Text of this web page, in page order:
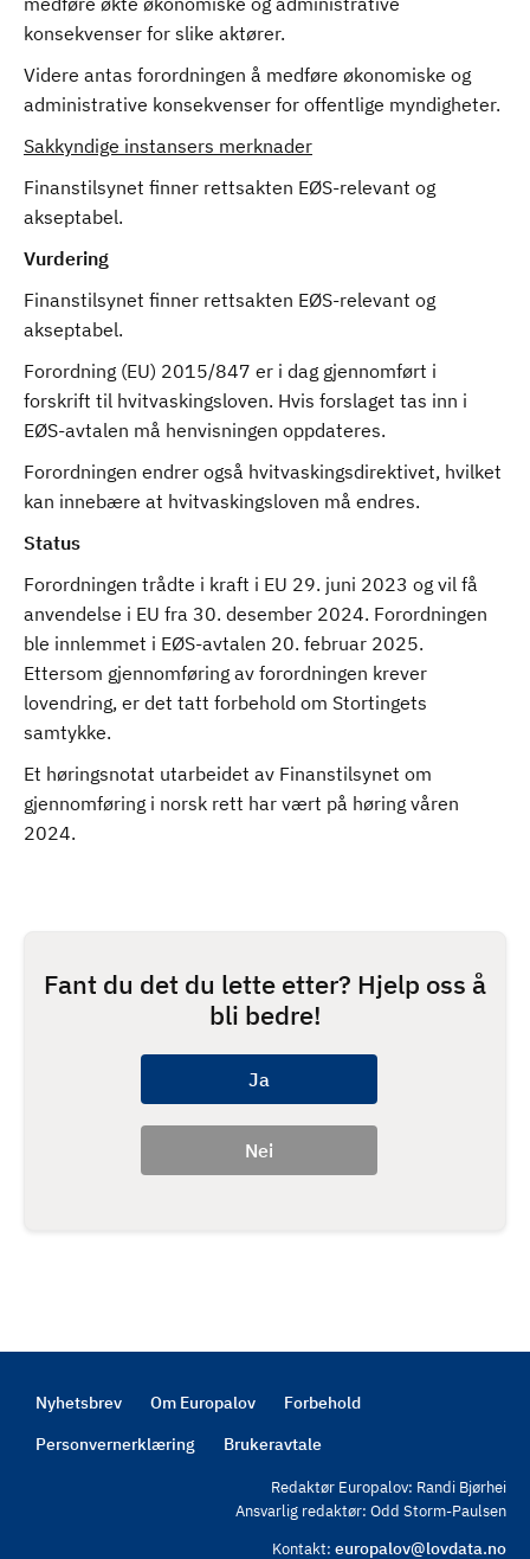
konsekvenser for slike aktører.
Videre antas forordningen å medføre økonomiske og
administrative konsekvenser for offentlige myndigheter.
Sakkyndige instansers merknader
Finanstilsynet finner rettsakten EØS-relevant og
akseptabel.
Vurdering
Finanstilsynet finner rettsakten EØS-relevant og
akseptabel.
Forordning (EU) 2015/847 er i dag gjennomført i
forskrift til hvitvaskingsloven. Hvis forslaget tas inn i
EØS-avtalen må henvisningen oppdateres.
Forordningen endrer også hvitvaskingsdirektivet, hvilket
kan innebære at hvitvaskingsloven må endres.
Status
Forordningen trådte i kraft i EU 29. juni 2023 og vil få
anvendelse i EU fra 30. desember 2024. Forordningen
ble innlemmet i EØS-avtalen 20. februar 2025.
Ettersom gjennomføring av forordningen krever
lovendring, er det tatt forbehold om Stortingets
samtykke.
Et høringsnotat utarbeidet av Finanstilsynet om
gjennomføring i norsk rett har vært på høring våren
2024.
Fant du det du lette etter? Hjelp oss å
bli bedre!
Footer
Nyhetsbrev Om Europalov
Forbehold
Personvernerklæring
Brukeravtale
Redaktør Europalov: Randi Bjørhei
Ansvarlig redaktør: Odd Storm-Paulsen
Kontakt: europalov@lovdata.no